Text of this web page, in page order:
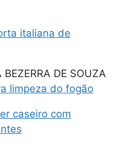
italiana de
BEZERRA DE SOUZA
limpeza do fogão
caseiro com